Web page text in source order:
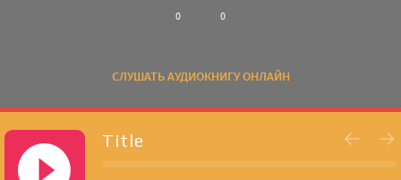
СЛУШАТЬ АУДИОКНИГУ ОНЛАЙН
0 0
Title